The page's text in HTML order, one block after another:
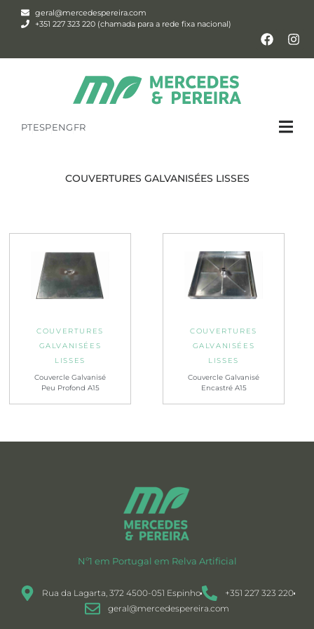
geral@mercedespereira.com
+351 227 323 220 (chamada para a rede fixa nacional)
PTESPENGFR
COUVERTURES GALVANISÉES LISSES
COUVERTURES
GALVANISÉES
LISSES
Couvercle Galvanisé
Peu Profond A15
COUVERTURES
GALVANISÉES
LISSES
Couvercle Galvanisé
Encastré A15
Nº1 em Portugal em Relva Artificial
Rua da Lagarta, 372 4500-051 Espinho
+351 227 323 220
geral@mercedespereira.com